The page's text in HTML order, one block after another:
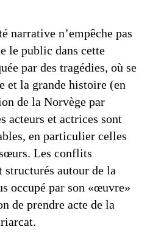
narrative n’empêche pas
le public dans cette
par des tragédies, où se
et la grande histoire (en
de la Norvège par
acteurs et actrices sont
en particulier celles
Les conflits
autour de la
occupé par son «œuvre»
de prendre acte de la